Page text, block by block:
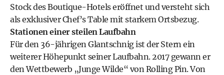
Stock des Boutique-Hotels eröffnet und versteht sich
als exklusiver Chef’s Table mit starkem Ortsbezug.
Stationen einer steilen Laufbahn
Für den 36-jährigen Glantschnig ist der Stern ein
weiterer Höhepunkt seiner Laufbahn. 2017 gewann er
den Wettbewerb „Junge Wilde“ von Rolling Pin. Von